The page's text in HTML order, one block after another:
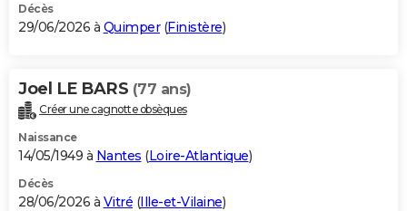
Décès
29/06/2026 à Quimper(Finistère)
Joel LE BARS (77 ans)
Créer une cagnotte obsèques
Naissance
14/05/1949 à Nantes (Loire-Atlantique)
Décès
28/06/2026 à Vitré (Ille-et-Vilaine)